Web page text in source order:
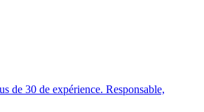
de 30 de expérience. Responsable,